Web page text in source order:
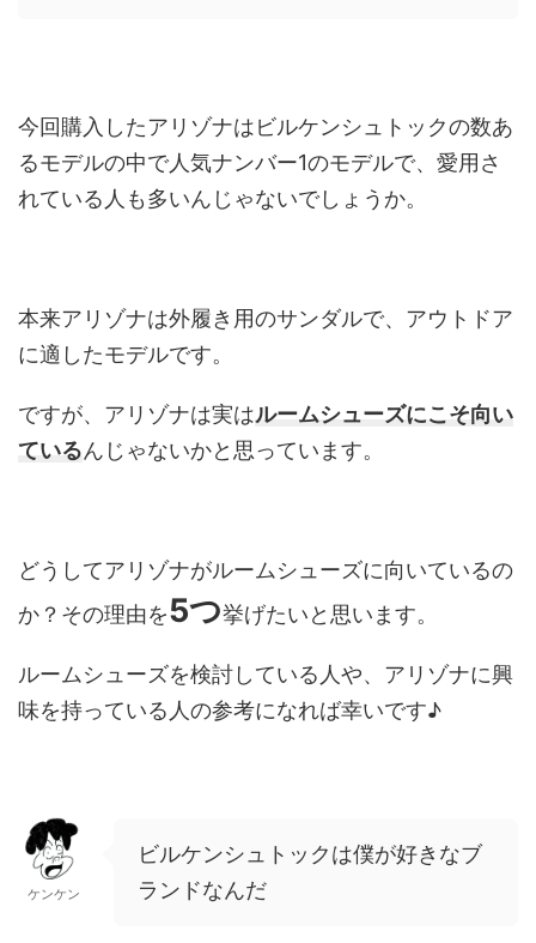
今回購入したアリゾナはビルケンシュトックの数あ
るモデルの中で人気ナンバー1のモデルで、愛用さ
れている人も多いんじゃないでしょうか。
本来アリゾナは外履き用のサンダルで、アウトドア
に適したモデルです。
ですが、アリゾナは実はルームシューズにこそ向い
ているんじゃないかと思っています。
どうしてアリゾナがルームシューズに向いているの
か？その理由を5つ挙げたいと思います。
ルームシューズを検討している人や、アリゾナに興
味を持っている人の参考になれば幸いです♪
ケンケン
ビルケンシュトックは僕が好きなブ
ランドなんだ